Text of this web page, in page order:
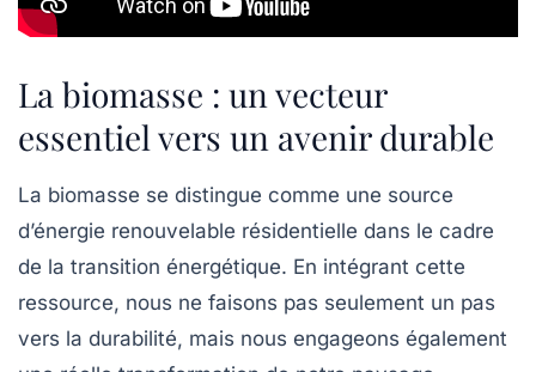
La biomasse : un vecteur
essentiel vers un avenir durable
La biomasse se distingue comme une source
d’énergie renouvelable résidentielle dans le cadre
de la transition énergétique. En intégrant cette
ressource, nous ne faisons pas seulement un pas
vers la durabilité, mais nous engageons également